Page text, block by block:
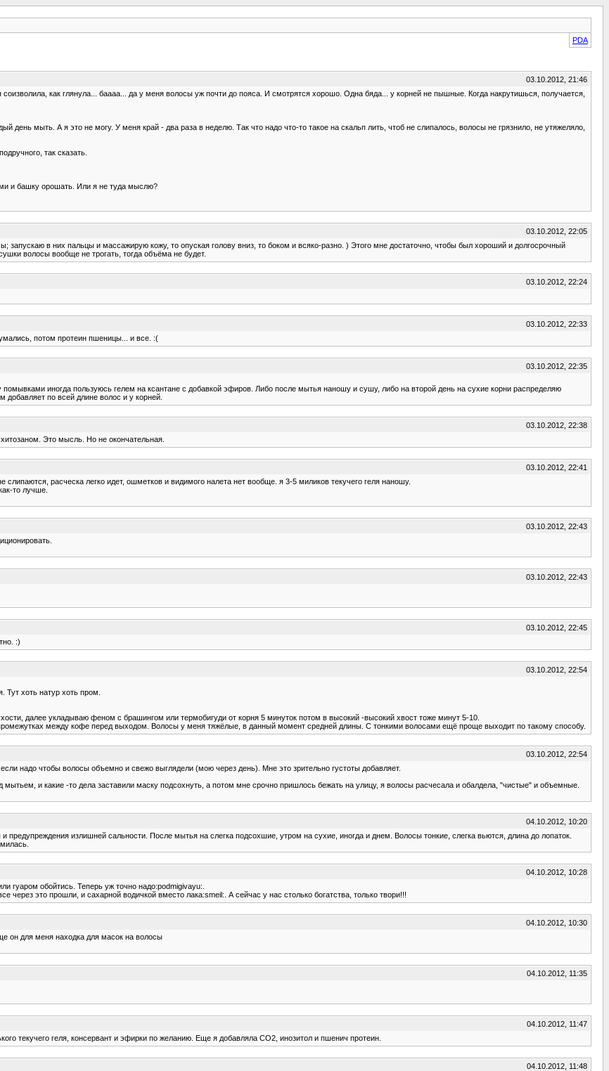
PDA
03.10.2012, 21:46
как глянула... баааа... да у меня волосы уж почти до пояса. И смотрятся хорошо. Одна бяда... у корней не пышные. Когда накрутишься, получается,
день мыть. А я это не могу. У меня край - два раза в неделю. Так что надо что-то такое на скальп лить, чтоб не слипалось, волосы не грязнило, не утяжеляло,
так сказать.
и башку орошать. Или я не туда мыслю?
03.10.2012, 22:05
в них пальцы и массажирую кожу, то опуская голову вниз, то боком и всяко-разно. ) Этого мне достаточно, чтобы был хороший и долгосрочный
волосы вообще не трогать, тогда объёма не будет.
03.10.2012, 22:24
03.10.2012, 22:33
потом протеин пшеницы... и все. :(
03.10.2012, 22:35
иногда пользуюсь гелем на ксантане с добавкой эфиров. Либо после мытья наношу и сушу, либо на второй день на сухие корни распределяю
по всей длине волос и у корней.
03.10.2012, 22:38
Это мысль. Но не окончательная.
03.10.2012, 22:41
расческа легко идет, ошметков и видимого налета нет вообще. я 3-5 миликов текучего геля наношу.
то лучше.
03.10.2012, 22:43
03.10.2012, 22:43
03.10.2012, 22:45
:)
03.10.2012, 22:54
Тут хоть натур хоть пром.
далее укладываю феном с брашингом или термобигуди от корня 5 минуток потом в высокий -высокий хвост тоже минут 5-10.
между кофе перед выходом. Волосы у меня тяжёлые, в данный момент средней длины. С тонкими волосами ещё проще выходит по такому способу.
03.10.2012, 22:54
надо чтобы волосы объемно и свежо выглядели (мою через день). Мне это зрительно густоты добавляет.
и какие -то дела заставили маску подсохнуть, а потом мне срочно пришлось бежать на улицу, я волосы расчесала и обалдела, "чистые" и объемные.
04.10.2012, 10:20
предупреждения излишней сальности. После мытья на слегка подсохшие, утром на сухие, иногда и днем. Волосы тонкие, слегка вьются, длина до лопаток.
04.10.2012, 10:28
гуаром обойтись. Теперь уж точно надо:podmigivayu:.
это прошли, и сахарной водичкой вместо лака:smeil:. А сейчас у нас столько богатства, только твори!!!
04.10.2012, 10:30
он для меня находка для масок на волосы
04.10.2012, 11:35
04.10.2012, 11:47
текучего геля, консервант и эфирки по желанию. Еще я добавляла CO2, инозитол и пшенич протеин.
04.10.2012, 11:48